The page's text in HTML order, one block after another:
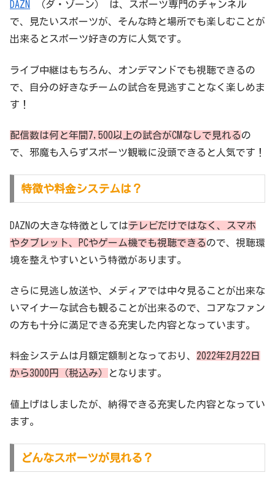
DAZN
（ダ・ゾーン） は、スポーツ専門のチャンネル
で、見たいスポーツが、そんな時と場所でも楽しむことが
出来るとスポーツ好きの方に人気です。
ライブ中継はもちろん、オンデマンドでも視聴できるの
で、自分の好きなチームの試合を見逃すことなく楽しめま
す！
配信数は何と年間7,500以上の試合がCMなしで見れるの
で、邪魔も入らずスポーツ観戦に没頭できると人気です！
特徴や料金システムは？
DAZNの大きな特徴としてはテレビだけではなく、スマホ
やタブレット、PCやゲーム機でも視聴できるので、視聴環
境を整えやすいという特徴があります。
さらに見逃し放送や、メディアでは中々見ることが出来な
いマイナーな試合も観ることが出来るので、コアなファン
の方も十分に満足できる充実した内容となっています。
料金システムは月額定額制となっており、 2022年2月22日
から3000円（税込み）
となります。
値上げはしましたが、納得できる充実した内容となってい
ます。
どんなスポーツが見れる？